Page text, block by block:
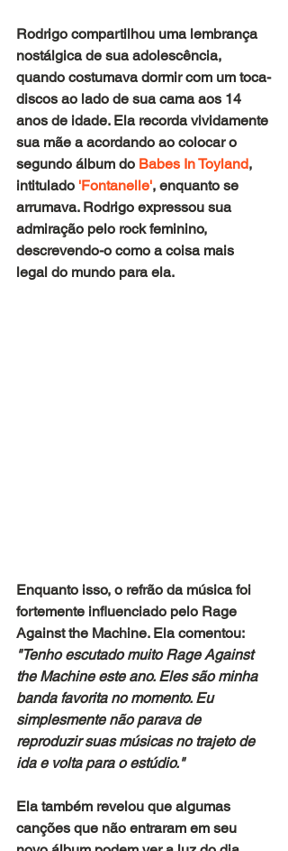
Rodrigo compartilhou uma lembrança
nostálgica de sua adolescência,
quando costumava dormir com um toca-
discos ao lado de sua cama aos 14
anos de idade. Ela recorda vividamente
sua mãe a acordando ao colocar o
segundo álbum do Babes In Toyland,
intitulado 'Fontanelle', enquanto se
arrumava. Rodrigo expressou sua
admiração pelo rock feminino,
descrevendo-o como a coisa mais
legal do mundo para ela.
Enquanto isso, o refrão da música foi
fortemente influenciado pelo Rage
Against the Machine. Ela comentou:
"Tenho escutado muito Rage Against
the Machine este ano. Eles são minha
banda favorita no momento. Eu
simplesmente não parava de
reproduzir suas músicas no trajeto de
ida e volta para o estúdio."
Ela também revelou que algumas
canções que não entraram em seu